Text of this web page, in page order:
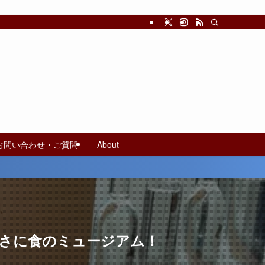
問い合わせ・ご質問 About
に食のミュージアム！